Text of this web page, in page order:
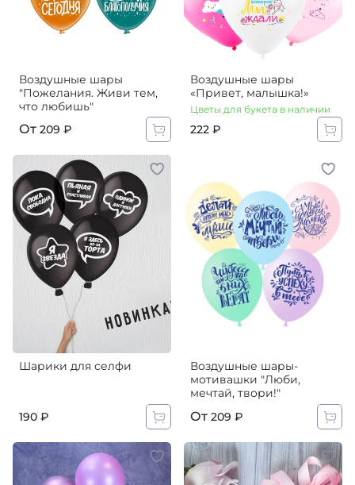
Воздушные шары
"Пожелания. Живи тем,
что любишь"
От 209 ₽
Воздушные шары
«Привет, малышка!»
Цветы для букета в наличии
222 ₽
Шарики для селфи
190 ₽
Воздушные шары-
мотивашки "Люби,
мечтай, твори!"
От 209 ₽